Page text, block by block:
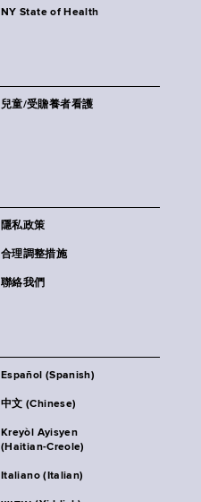
NY State of Health
兒童/受贍養者看護
隱私政策
合理調整措施
聯絡我們
Español (Spanish)
中文 (Chinese)
Kreyòl Ayisyen
(Haitian-Creole)
Italiano (Italian)